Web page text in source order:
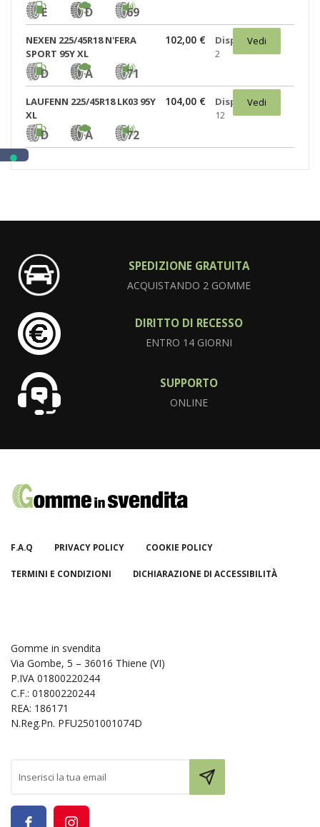
E D 69
NEXEN 225/45R18 N'FERA
SPORT 95Y XL
D A 71
102,00 €
Disponibili:
2
Vedi
LAUFENN 225/45R18 LK03 95Y
XL
D A 72
104,00 €
Disponibili:
12
Vedi
SPEDIZIONE GRATUITA
ACQUISTANDO 2 GOMME
DIRITTO DI RECESSO
ENTRO 14 GIORNI
SUPPORTO
ONLINE
F.A.Q PRIVACY POLICY COOKIE POLICY
TERMINI E CONDIZIONI DICHIARAZIONE DI ACCESSIBILITÀ
Gomme in svendita
Via Gombe, 5 – 36016 Thiene (VI)
P.IVA 01800220244
C.F.: 01800220244
REA: 186171
N.Reg.Pn. PFU2501001074D